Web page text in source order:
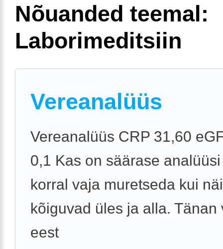
Nõuanded teemal:
Laborimeditsiin
Vereanalüüs
Vereanalüüs CRP 31,60
0,1 Kas on säärase
korral vaja muretseda kui
kõiguvad üles ja alla. Tänan
eest